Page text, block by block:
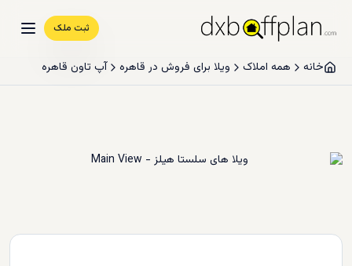
ثبت ملک
خانه همه املاک ویلا برای فروش در قاهره آپ تاون قاهره